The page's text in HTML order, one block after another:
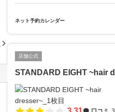
ネット予約カレンダー
店舗公式
STANDARD EIGHT ~hair